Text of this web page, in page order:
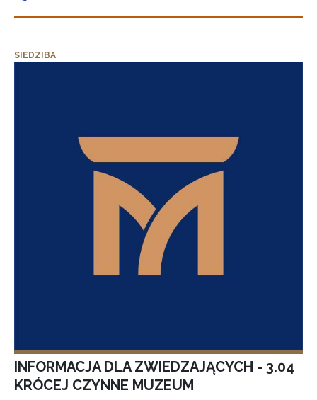
SIEDZIBA
INFORMACJA DLA ZWIEDZAJĄCYCH - 3.04
KRÓCEJ CZYNNE MUZEUM